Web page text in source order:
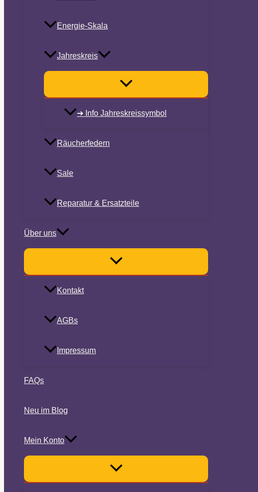
Energie-Skala
Jahreskreis
➔ Info Jahreskreissymbol
Räucherfedern
Sale
Reparatur & Ersatzteile
Über uns
Kontakt
AGBs
Impressum
FAQs
Neu im Blog
Mein Konto